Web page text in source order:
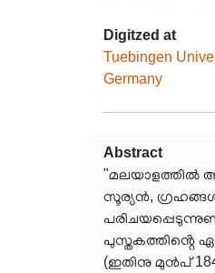
Digitzed at
Tuebingen
Germany
Abstract
"മലയാളത്തിൽ
സൂര്യൻ,
പുസ്തകത്തിൻ്റെ
(ഇതിനു മുൻപ്